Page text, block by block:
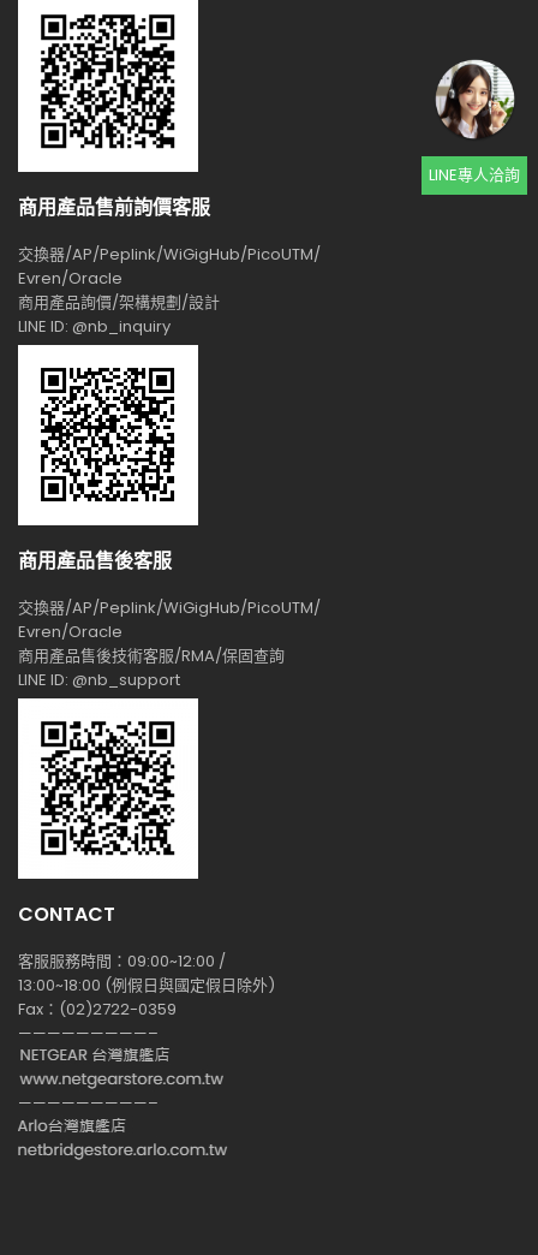
商用產品售前詢價客服
交換器/AP/Peplink/WiGigHub/PicoUTM/
Evren/Oracle
商用產品詢價/架構規劃/設計
LINE ID: @nb_inquiry
商用產品售後客服
交換器/AP/Peplink/WiGigHub/PicoUTM/
Evren/Oracle
商用產品售後技術客服/RMA/保固查詢
LINE ID: @nb_support
CONTACT
客服服務時間：09:00~12:00 /
13:00~18:00 (例假日與國定假日除外)
Fax：(02)2722-0359
—————————–
—————————–
LINE專人洽詢